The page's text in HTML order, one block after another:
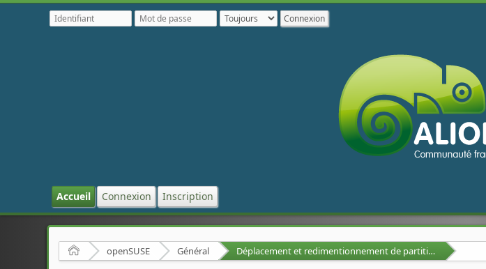
Accueil Connexion Inscription
Accueil openSUSE Général Déplacement et redimentionnement de partitions